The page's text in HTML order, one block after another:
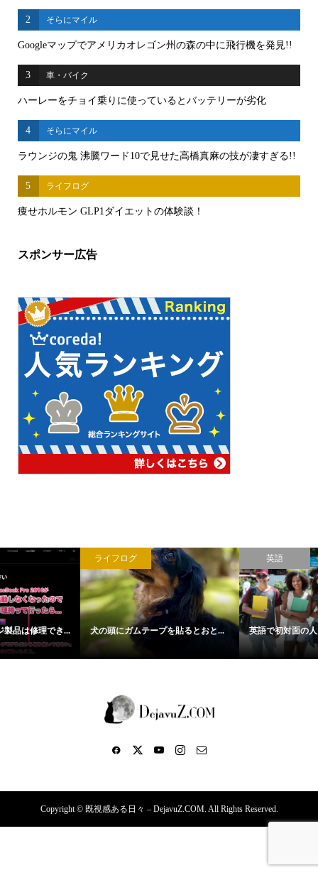
2 そらにマイル
Googleマップでアメリカオレゴン州の森の中に飛行機を発見!!
3 車・バイク
ハーレーをチョイ乗りに使っているとバッテリーが劣化
4 そらにマイル
ラウンジの鬼 沸騰ワード10で見せた高橋真麻の技が凄すぎる!!
5 ライフログ
痩せホルモン GLP1ダイエットの体験談！
スポンサー広告
犬の頭にガムテープを貼るとおと...
英語
英語で初対面の人と挨拶をする際...
Copyright ©既視感ある日々 – DejavuZ.COM. All Rights Reserved.